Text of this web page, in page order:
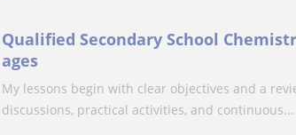
Qualified Secondary School
ages
My lessons begin with clear objectives and a
discussions, practical activities, and continuous...